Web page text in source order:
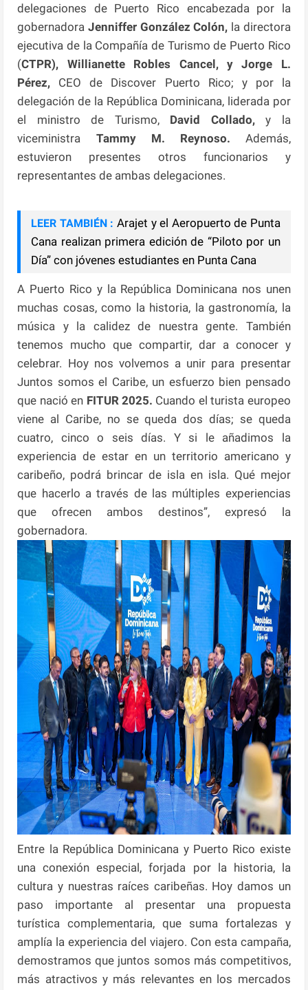
delegaciones de Puerto Rico encabezada por la
gobernadoraJenniffer González Colón, la directora
ejecutiva de la Compañía de Turismo de Puerto Rico
(CTPR), Willianette Robles Cancel, y Jorge L.
Pérez, CEO de Discover Puerto Rico; y por la
delegación de la República Dominicana, liderada por
el ministro de Turismo, David Collado,y la
viceministra Tammy M. Reynoso. Además,
estuvieron presentes otros funcionarios y
representantes de ambas delegaciones.
LEER TAMBIÉN : Arajet y el Aeropuerto de Punta
Cana realizan primera edición de “Piloto por un
Día” con jóvenes estudiantes en Punta Cana
A Puerto Rico y la República Dominicana nos unen
muchas cosas, como la historia, la gastronomía, la
música y la calidez de nuestra gente. También
tenemos mucho que compartir, dar a conocer y
celebrar. Hoy nos volvemos a unir para presentar
Juntos somos el Caribe, un esfuerzo bien pensado
que nació en FITUR 2025. Cuando el turista europeo
viene al Caribe, no se queda dos días; se queda
cuatro, cinco o seis días. Y si le añadimos la
experiencia de estar en un territorio americano y
caribeño, podrá brincar de isla en isla. Qué mejor
que hacerlo a través de las múltiples experiencias
que ofrecen ambos destinos”, expresó la
gobernadora.
Entre la República Dominicana y Puerto Rico existe
una conexión especial, forjada por la historia, la
cultura y nuestras raíces caribeñas. Hoy damos un
paso importante al presentar una propuesta
turística complementaria, que suma fortalezas y
amplía la experiencia del viajero. Con esta campaña,
demostramos que juntos somos más competitivos,
más atractivos y más relevantes en los mercados